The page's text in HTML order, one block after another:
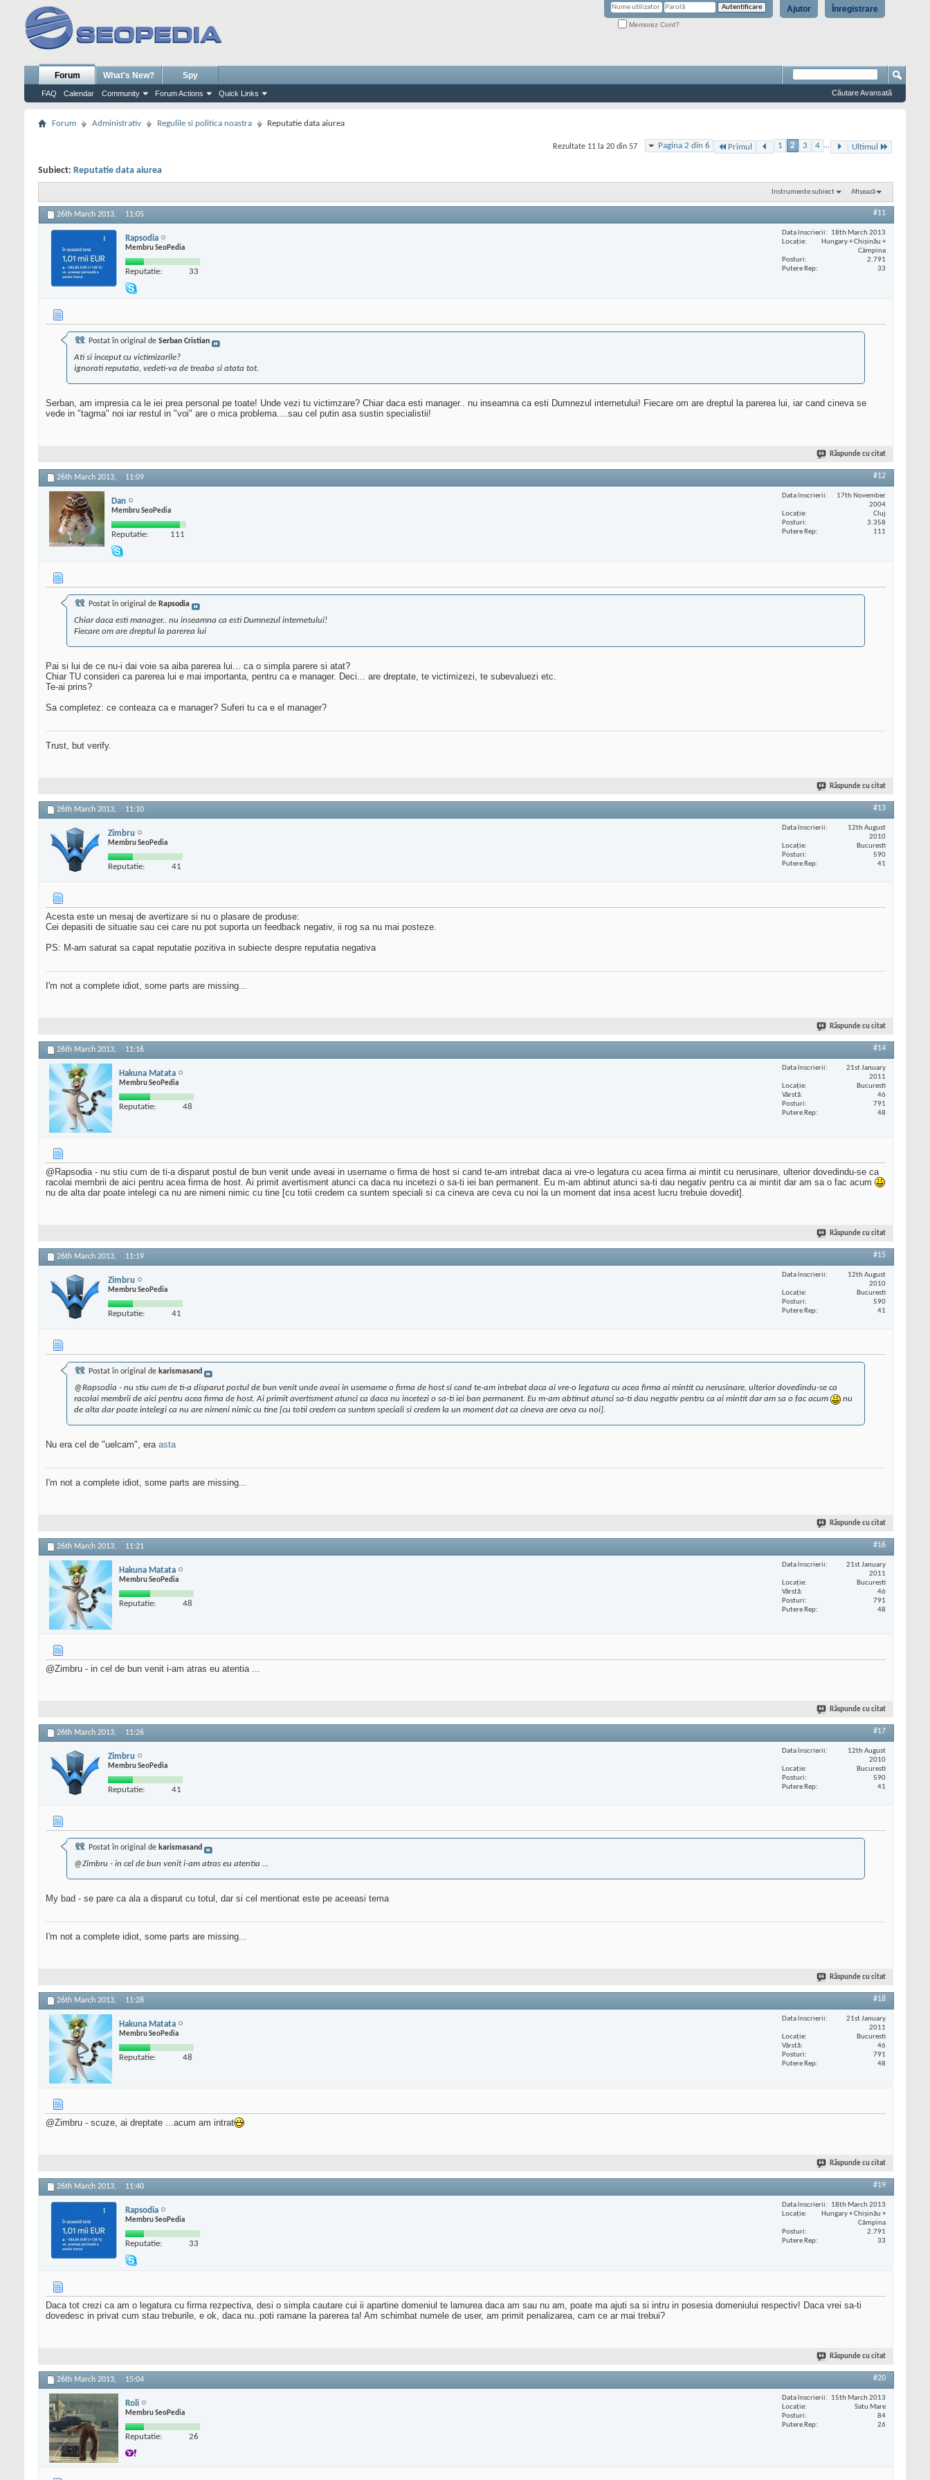
Înregistrare
Ajutor
Memorez Cont?
Forum
FAQ Calendar Community Forum Actions Quick Links
What's New? Spy
Căutare Avansată
Forum Administrativ Regulile si politica noastra Reputatie data aiurea
Pagina 2 din 6 Primul 1 2 3 4 ... Ultimul
Rezultate 11 la 20 din 57
Subiect: Reputatie data aiurea
Instrumente subiect Afișează
26th March 2013, 11:05 #11
Rapsodia
Membru SeoPedia
Reputatie: 33
Data înscrierii
18th March 2013
Locaţie
Hungary + Chișinău +
Câmpina
Posturi
2.791
Putere Rep
33
Postat în original de Serban Cristian
Ati si inceput cu victimizarile?
ignorati reputatia, vedeti-va de treaba si atata tot.
Serban, am impresia ca le iei prea personal pe toate! Unde vezi tu victimzare? Chiar daca esti manager.. nu inseamna ca esti Dumnezul internetului! Fiecare om are dreptul la parerea lui, iar cand cineva se
vede in "tagma" noi iar restul in "voi" are o mica problema....sau cel putin asa sustin specialistii!
Răspunde cu citat
26th March 2013, 11:09 #12
Dan
Membru SeoPedia
Reputatie: 111
Data înscrierii
17th November
2004
Locaţie
Cluj
Posturi
3.358
Putere Rep
111
Postat în original de Rapsodia
Chiar daca esti manager.. nu inseamna ca esti Dumnezul internetului!
Fiecare om are dreptul la parerea lui
Pai si lui de ce nu-i dai voie sa aiba parerea lui... ca o simpla parere si atat?
Chiar TU consideri ca parerea lui e mai importanta, pentru ca e manager. Deci... are dreptate, te victimizezi, te subevaluezi etc.
Te-ai prins?
Sa completez: ce conteaza ca e manager? Suferi tu ca e el manager?
Trust, but verify.
Răspunde cu citat
26th March 2013, 11:10 #13
Zimbru
Membru SeoPedia
Reputatie: 41
Data înscrierii
12th August
2010
Locaţie
Bucuresti
Posturi
590
Putere Rep
41
Acesta este un mesaj de avertizare si nu o plasare de produse:
Cei depasiti de situatie sau cei care nu pot suporta un feedback negativ, ii rog sa nu mai posteze.
PS: M-am saturat sa capat reputatie pozitiva in subiecte despre reputatia negativa
I'm not a complete idiot, some parts are missing...
Răspunde cu citat
26th March 2013, 11:16 #14
Hakuna Matata
Membru SeoPedia
Reputatie: 48
Data înscrierii
21st January
2011
Locaţie
Bucuresti
Vârstă
46
Posturi
791
Putere Rep
48
@Rapsodia - nu stiu cum de ti-a disparut postul de bun venit unde aveai in username o firma de host si cand te-am intrebat daca ai vre-o legatura cu acea firma ai mintit cu nerusinare, ulterior dovedindu-se ca
racolai membrii de aici pentru acea firma de host. Ai primit avertisment atunci ca daca nu incetezi o sa-ti iei ban permanent. Eu m-am abtinut atunci sa-ti dau negativ pentru ca ai mintit dar am sa o fac acum
nu de alta dar poate intelegi ca nu are nimeni nimic cu tine [cu totii credem ca suntem speciali si ca cineva are ceva cu noi la un moment dat insa acest lucru trebuie dovedit].
Răspunde cu citat
26th March 2013, 11:19 #15
Zimbru
Membru SeoPedia
Reputatie: 41
Data înscrierii
12th August
2010
Locaţie
Bucuresti
Posturi
590
Putere Rep
41
Postat în original de karismasand
@Rapsodia - nu stiu cum de ti-a disparut postul de bun venit unde aveai in username o firma de host si cand te-am intrebat daca ai vre-o legatura cu acea firma ai mintit cu nerusinare, ulterior dovedindu-se ca
racolai membrii de aici pentru acea firma de host. Ai primit avertisment atunci ca daca nu incetezi o sa-ti iei ban permanent. Eu m-am abtinut atunci sa-ti dau negativ pentru ca ai mintit dar am sa o fac acum
nu
de alta dar poate intelegi ca nu are nimeni nimic cu tine [cu totii credem ca suntem speciali si credem la un moment dat ca cineva are ceva cu noi].
Nu era cel de "uelcam", era asta
I'm not a complete idiot, some parts are missing...
Răspunde cu citat
26th March 2013, 11:21 #16
Hakuna Matata
Membru SeoPedia
Reputatie: 48
Data înscrierii
21st January
2011
Locaţie
Bucuresti
Vârstă
46
Posturi
791
Putere Rep
48
@Zimbru - in cel de bun venit i-am atras eu atentia ...
Răspunde cu citat
26th March 2013, 11:26 #17
Zimbru
Membru SeoPedia
Reputatie: 41
Data înscrierii
12th August
2010
Locaţie
Bucuresti
Posturi
590
Putere Rep
41
Postat în original de karismasand
@Zimbru - in cel de bun venit i-am atras eu atentia ...
My bad - se pare ca ala a disparut cu totul, dar si cel mentionat este pe aceeasi tema
I'm not a complete idiot, some parts are missing...
Răspunde cu citat
26th March 2013, 11:28 #18
Hakuna Matata
Membru SeoPedia
Reputatie: 48
Data înscrierii
21st January
2011
Locaţie
Bucuresti
Vârstă
46
Posturi
791
Putere Rep
48
@Zimbru - scuze, ai dreptate ...acum am intrat
Răspunde cu citat
26th March 2013, 11:40 #19
Rapsodia
Membru SeoPedia
Reputatie: 33
Data înscrierii
18th March 2013
Locaţie
Hungary + Chișinău +
Câmpina
Posturi
2.791
Putere Rep
33
Daca tot crezi ca am o legatura cu firma rezpectiva, desi o simpla cautare cui ii apartine domeniul te lamurea daca am sau nu am, poate ma ajuti sa si intru in posesia domeniului respectiv! Daca vrei sa-ti
dovedesc in privat cum stau treburile, e ok, daca nu..poti ramane la parerea ta! Am schimbat numele de user, am primit penalizarea, cam ce ar mai trebui?
Răspunde cu citat
26th March 2013, 15:04 #20
Roli
Membru SeoPedia
Reputatie: 26
Data înscrierii
15th March 2013
Locaţie
Satu Mare
Posturi
84
Putere Rep
26